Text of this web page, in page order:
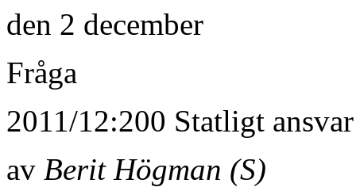
den 2 december
Fråga
2011/12:200 Statligt
av Berit Högman (S)